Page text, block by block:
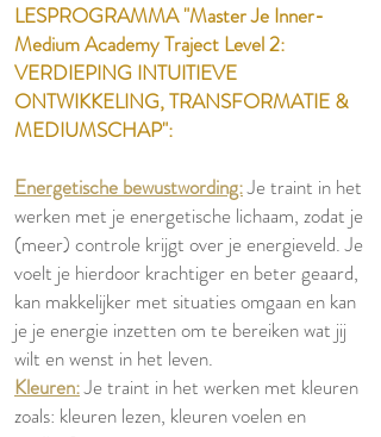
LESPROGRAMMA "Master Je Inner-
Medium Academy Traject Level 2:
VERDIEPING INTUITIEVE
ONTWIKKELING, TRANSFORMATIE &
MEDIUMSCHAP":
Energetische bewustwording:Je traint in het
werken met je energetische lichaam, zodat je
(meer) controle krijgt over je energieveld. Je
voelt je hierdoor krachtiger en beter geaard,
kan makkelijker met situaties omgaan en kan
je je energie inzetten om te bereiken wat jij
wilt en wenst in het leven.
Kleuren:Je traint in het werken met kleuren
zoals: kleuren lezen, kleuren voelen en